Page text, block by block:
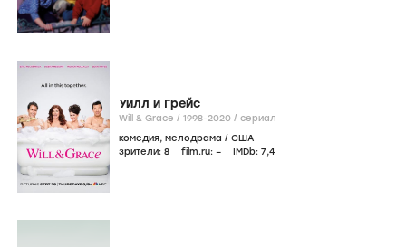
Уилл и Грейс
Will & Grace / 1998-2020 / сериал
комедия, мелодрама / США
зрители: 8 film.ru: – IMDb: 7,4